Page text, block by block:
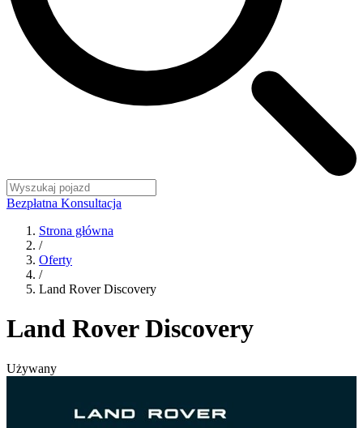
Bezpłatna Konsultacja
Strona główna
/
Oferty
/
Land Rover Discovery
Land Rover Discovery
Używany